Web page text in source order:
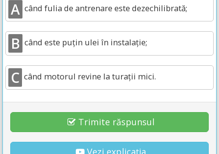
A când fulia de antrenare este dezechilibrată;
B când este puţin ulei în instalaţie;
C când motorul revine la turaţii mici.
Trimite răspunsul
Vezi explicația